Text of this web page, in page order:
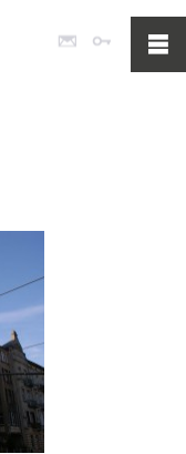
Poczta